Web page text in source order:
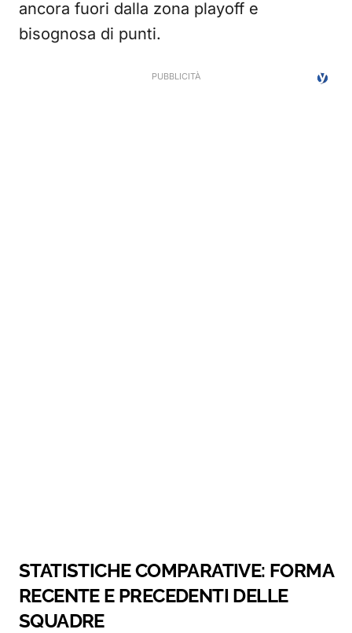
ancora fuori dalla zona playoff e
bisognosa di punti.
STATISTICHE COMPARATIVE: FORMA
RECENTE E PRECEDENTI DELLE
SQUADRE